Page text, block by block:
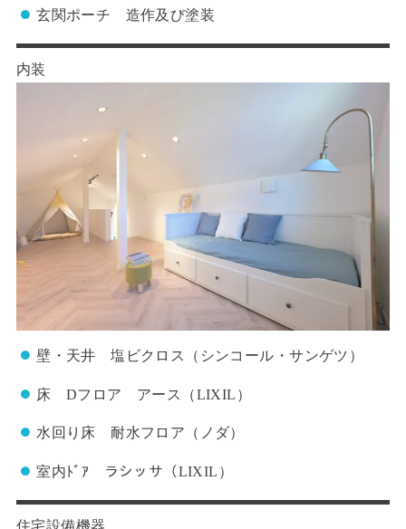
玄関ポーチ 造作及び塗装
内装
壁・天井 塩ビクロス（シンコール・サンゲツ）
床 Dフロア アース（LIXIL）
水回り床 耐水フロア（ノダ）
室内ﾄﾞｱ ラシッサ（LIXIL）
住宅設備機器